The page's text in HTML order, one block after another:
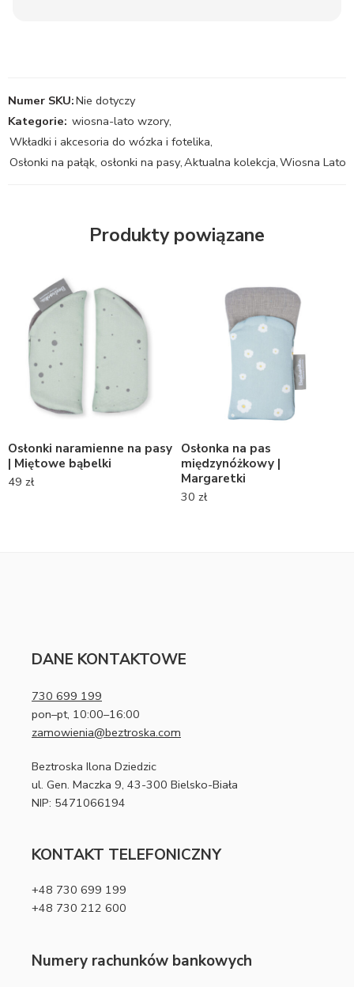
Numer SKU:Nie dotyczy
Kategorie: wiosna-lato wzory,
Wkładki i akcesoria do wózka i fotelika,
Osłonki na pałąk, osłonki na pasy,Aktualna kolekcja,Wiosna Lato
Produkty powiązane
Osłonki naramienne na pasy
| Miętowe bąbelki
49 zł
Osłonka na pas
międzynóżkowy |
Margaretki
30 zł
DANE KONTAKTOWE
730 699 199
pon–pt, 10:00–16:00
zamowienia@beztroska.com
Beztroska Ilona Dziedzic
ul. Gen. Maczka 9, 43-300 Bielsko-Biała
NIP: 5471066194
KONTAKT TELEFONICZNY
+48 730 699 199
+48 730 212 600
Numery rachunków bankowych